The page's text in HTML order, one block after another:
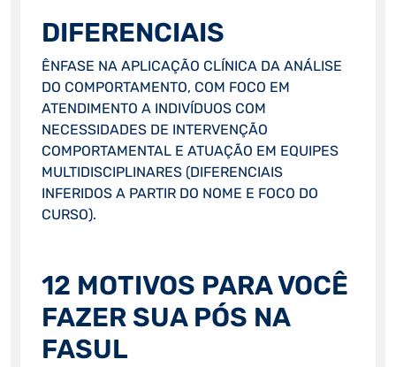
DIFERENCIAIS
ÊNFASE NA APLICAÇÃO CLÍNICA DA ANÁLISE
DO COMPORTAMENTO, COM FOCO EM
ATENDIMENTO A INDIVÍDUOS COM
NECESSIDADES DE INTERVENÇÃO
COMPORTAMENTAL E ATUAÇÃO EM EQUIPES
MULTIDISCIPLINARES (DIFERENCIAIS
INFERIDOS A PARTIR DO NOME E FOCO DO
CURSO).
12 MOTIVOS PARA VOCÊ
FAZER SUA PÓS NA
FASUL